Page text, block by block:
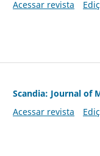
Acessar revista
Scandia: Journal of
Acessar revista